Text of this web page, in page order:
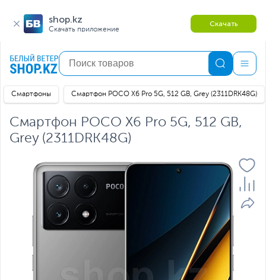
shop.kz
Скачать приложение
Скачать
Смартфоны Смартфон POCO X6 Pro 5G, 512 GB, Grey (2311DRK48G)
Смартфон POCO X6 Pro 5G, 512 GB,
Grey (2311DRK48G)